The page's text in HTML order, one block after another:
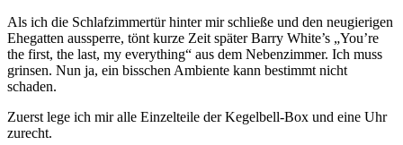
Als ich die Schlafzimmertür hinter mir schließe und den neugierigen
Ehegatten aussperre, tönt kurze Zeit später Barry White’s „You’re
the first, the last, my everything“ aus dem Nebenzimmer. Ich muss
grinsen. Nun ja, ein bisschen Ambiente kann bestimmt nicht
schaden.
Zuerst lege ich mir alle Einzelteile der Kegelbell-Box und eine Uhr
zurecht.